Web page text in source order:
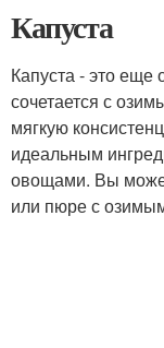
Капуста
Капуста - это
сочетается с
мягкую
идеальным
овощами. Вы
или пюре с